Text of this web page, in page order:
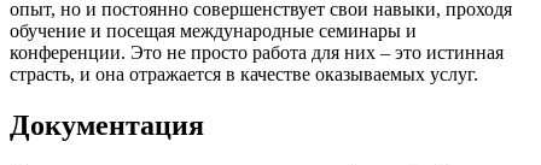
опыт, но и постоянно совершенствует свои навыки, проходя
обучение и посещая международные семинары и
конференции. Это не просто работа для них – это истинная
страсть, и она отражается в качестве оказываемых услуг.
Документация